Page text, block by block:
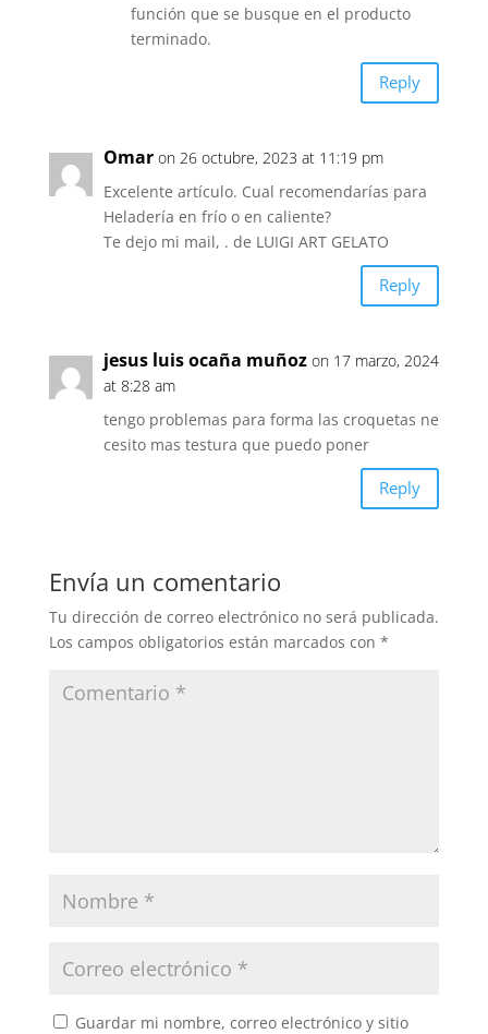
función que se busque en el producto
terminado.
Reply
Omar on 26 octubre, 2023 at 11:19 pm
Excelente artículo. Cual recomendarías para
Heladería en frío o en caliente?
Te dejo mi mail, . de LUIGI ART GELATO
Reply
jesus luis ocaña muñoz on 17 marzo, 2024
at 8:28 am
tengo problemas para forma las croquetas ne
cesito mas testura que puedo poner
Reply
Envía un comentario
Tu dirección de correo electrónico no será publicada.
Los campos obligatorios están marcados con *
Guardar mi nombre, correo electrónico y sitio